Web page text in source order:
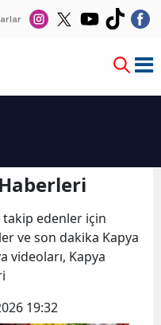
edenler için
ve son dakika Kapya
videoları, Kapya
19:32